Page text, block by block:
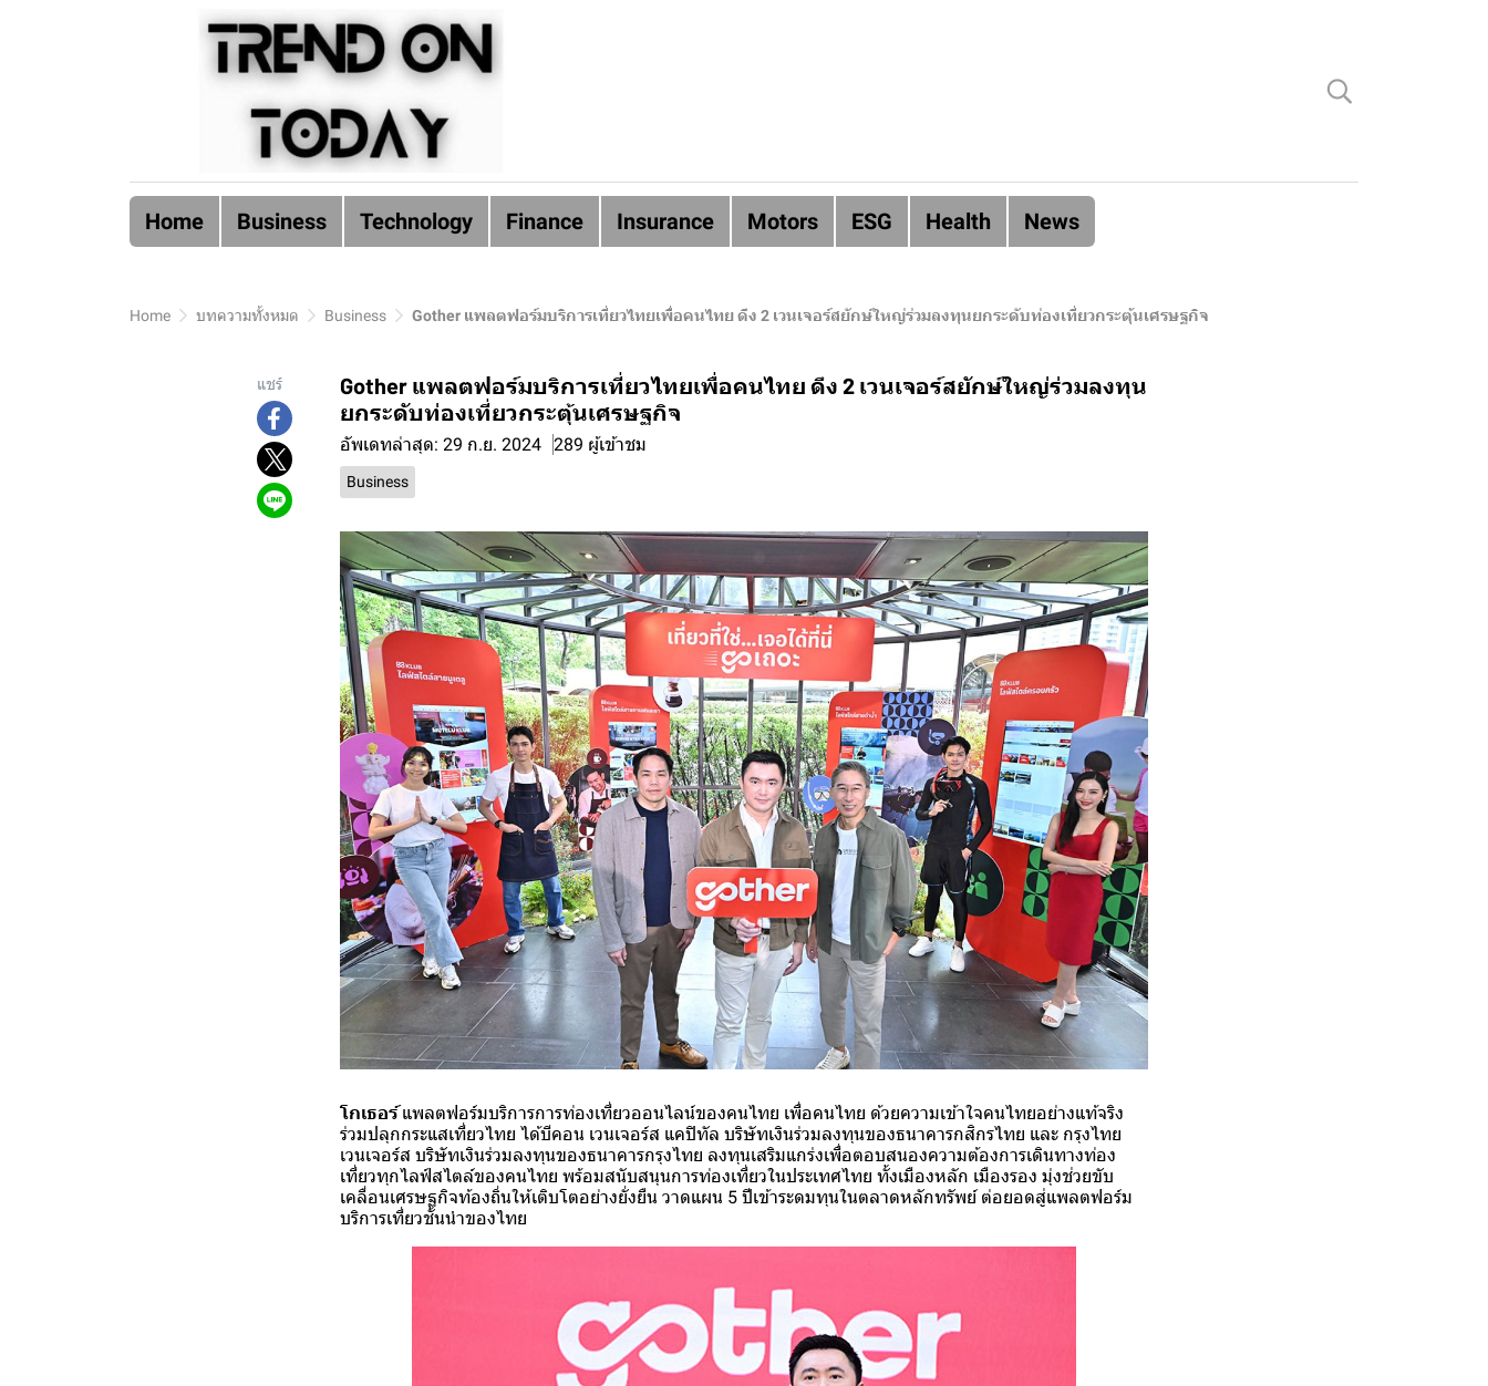
Home Business Technology Finance Insurance Motors ESG Health News
Home บทความทั้งหมด Business Gother แพลตฟอร์มบริการเที่ยวไทยเพื่อคนไทย ดึง 2 เวนเจอร์สยักษ์ใหญ่ร่วมลงทุนยกระดับท่องเที่ยวกระตุ้นเศรษฐกิจ
แชร์
Gother แพลตฟอร์มบริการเที่ยวไทยเพื่อคนไทย ดึง 2 เวนเจอร์สยักษ์ใหญ่ร่วมลงทุน
ยกระดับท่องเที่ยวกระตุ้นเศรษฐกิจ
อัพเดทล่าสุด: 29 ก.ย. 2024 289 ผู้เข้าชม
Business
โกเธอร์แพลตฟอร์มบริการการท่องเที่ยวออนไลน์ของคนไทย เพื่อคนไทย ด้วยความเข้าใจคนไทยอย่างแท้จริง
ร่วมปลุกกระแสเที่ยวไทย ได้บีคอน เวนเจอร์ส แคปิทัล บริษัทเงินร่วมลงทุนของธนาคารกสิกรไทย และ กรุงไทย
เวนเจอร์ส บริษัทเงินร่วมลงทุนของธนาคารกรุงไทย ลงทุนเสริมแกร่งเพื่อตอบสนองความต้องการเดินทางท่อง
เที่ยวทุกไลฟ์สไตล์ของคนไทย พร้อมสนับสนุนการท่องเที่ยวในประเทศไทย ทั้งเมืองหลัก เมืองรอง มุ่งช่วยขับ
เคลื่อนเศรษฐกิจท้องถิ่นให้เติบโตอย่างยั่งยืน วาดแผน 5 ปีเข้าระดมทุนในตลาดหลักทรัพย์ ต่อยอดสู่แพลตฟอร์ม
บริการเที่ยวชั้นนำของไทย